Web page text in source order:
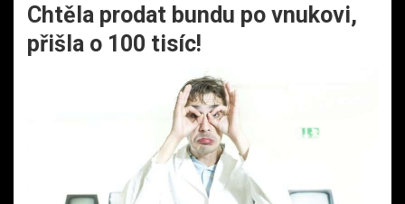
Chtěla prodat bundu po vnukovi,
přišla o 100 tisíc!